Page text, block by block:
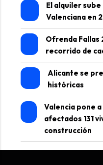
El alquiler sube
Valenciana en
Ofrenda Fallas
recorrido de
Alicante se
históricas
Valencia pone
afectados 131
construcción